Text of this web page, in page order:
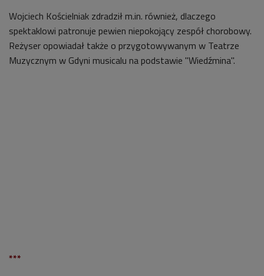
Wojciech Kościelniak zdradził m.in. również, dlaczego
spektaklowi patronuje pewien niepokojący zespół chorobowy.
Reżyser opowiadał także o przygotowywanym w Teatrze
Muzycznym w Gdyni musicalu na podstawie "Wiedźmina".
***